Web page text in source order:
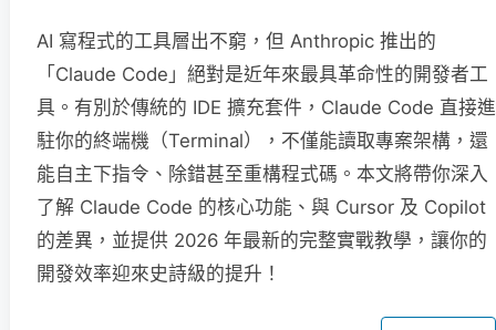
AI 寫程式的工具層出不窮，但 Anthropic 推出的
「Claude Code」絕對是近年來最具革命性的開發者工
具。有別於傳統的 IDE 擴充套件，Claude Code 直接進
駐你的終端機（Terminal），不僅能讀取專案架構，還
能自主下指令、除錯甚至重構程式碼。本文將帶你深入
了解 Claude Code 的核心功能、與 Cursor 及 Copilot
的差異，並提供 2026 年最新的完整實戰教學，讓你的
開發效率迎來史詩級的提升！